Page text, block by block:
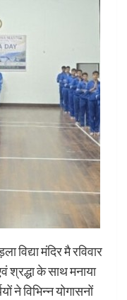
विद्या मंदिर मै रविवार
श्रद्धा के साथ मनाया
ने विभिन्न योगासनों